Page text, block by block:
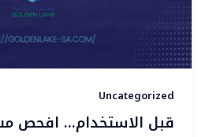
Uncategorized
قبل الاستخدام… افحص